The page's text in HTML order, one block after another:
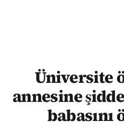
Üniversite
annesine